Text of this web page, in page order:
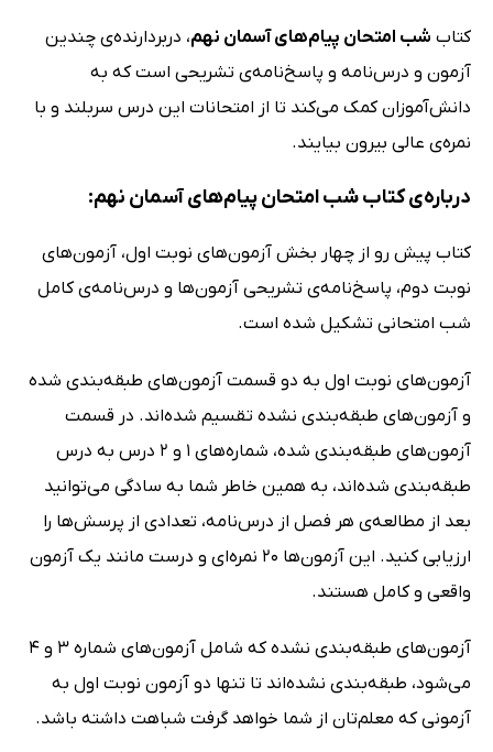
کتاب شب امتحان پیام‌های آسمان نهم، دربردارنده‌ی چندین
آزمون و درس‌نامه و پاسخ‌نامه‌ی تشریحی است که به
دانش‌آموزان کمک می‌کند تا از امتحانات این درس سربلند و با
نمره‌ی عالی بیرون بیایند.
درباره‌ی کتاب شب امتحان پیام‌های آسمان نهم:
کتاب پیش رو از چهار بخش آزمون‌های نوبت اول، آزمون‌های
نوبت دوم، پاسخ‌نامه‌ی تشریحی آزمون‌ها و درس‌نامه‌ی کامل
شب امتحانی تشکیل شده است.
آزمون‌های نوبت اول به دو قسمت آزمون‌های طبقه‌بندی شده
و آزمون‌های طبقه‌بندی نشده تقسیم شده‌اند. در قسمت
آزمون‌های طبقه‌بندی شده، شماره‌های 1 و 2 درس به درس
طبقه‌بندی شده‌اند، به همین خاطر شما به سادگی می‌توانید
بعد از مطالعه‌ی هر فصل از درس‌نامه، تعدادی از پرسش‌ها را
ارزیابی کنید. این آزمون‌ها 20 نمره‌ای و درست مانند یک آزمون
واقعی و کامل هستند.
آزمون‌های طبقه‌بندی نشده که شامل آزمون‌های شماره 3 و 4
می‌شود، طبقه‌بندی نشده‌اند تا تنها دو آزمون نوبت اول به
آزمونی که معلم‌تان از شما خواهد گرفت شباهت داشته باشد.